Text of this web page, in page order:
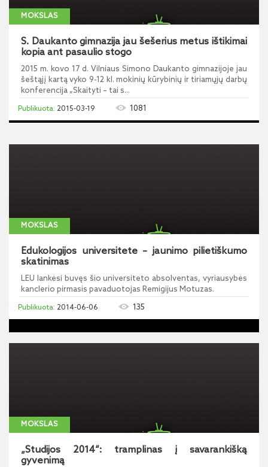
MOKSLAS
S. Daukanto gimnazija jau šešerius metus ištikimai
kopia ant pasaulio stogo
2015 m. kovo 17 d. Vilniaus Simono Daukanto gimnazijoje jau
šeštąjį kartą vyko 9-12 kl. mokinių kūrybinių ir tiriamųjų darbų
konferencija „Skaityti – tai s...
2015-03-19 1081
MOKSLAS
Edukologijos universitete – jaunimo pilietiškumo
skatinimas
LEU lankėsi buvęs šio universiteto absolventas, vyriausybės
kanclerio pirmasis pavaduotojas Remigijus Motuzas.
2014-06-06 135
MOKSLAS
„Studijos 2014“: tramplinas į savarankišką
gyvenimą